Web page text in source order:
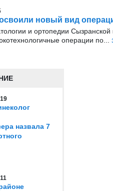
новый вид
и ортопедии
операции по...
назвала 7